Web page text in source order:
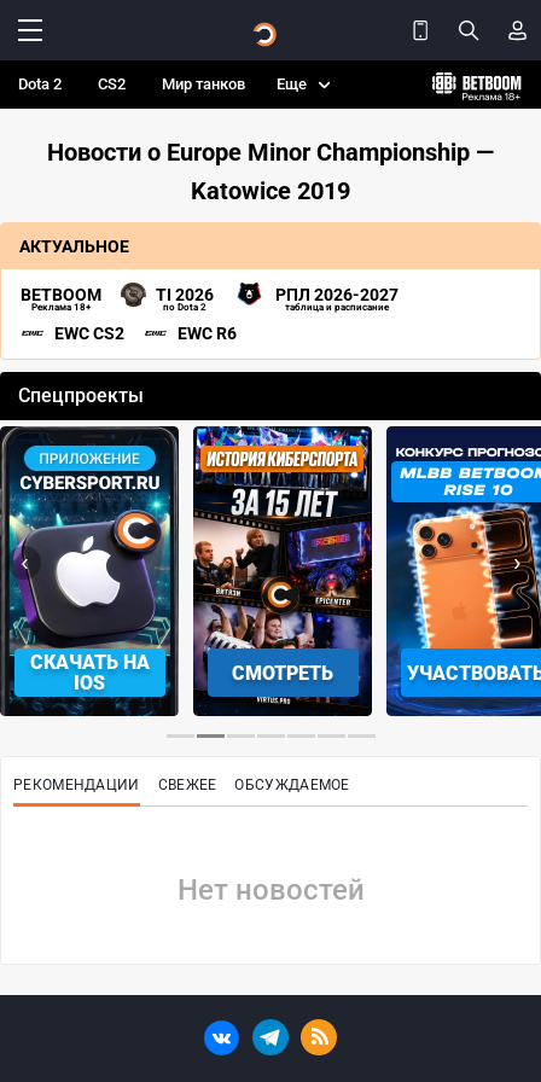
Dota 2 CS2 Мир танков Еще
Новости о Europe Minor Championship —
Katowice 2019
АКТУАЛЬНОЕ
BETBOOM
Реклама 18+
TI 2026
по Dota 2
РПЛ 2026-2027
таблица и расписание
EWC CS2 EWC R6
Спецпроекты
СКАЧАТЬ НА
IOS
СМОТРЕТЬ
‹ ›
РЕКОМЕНДАЦИИ СВЕЖЕЕ ОБСУЖДАЕМОЕ
Нет новостей